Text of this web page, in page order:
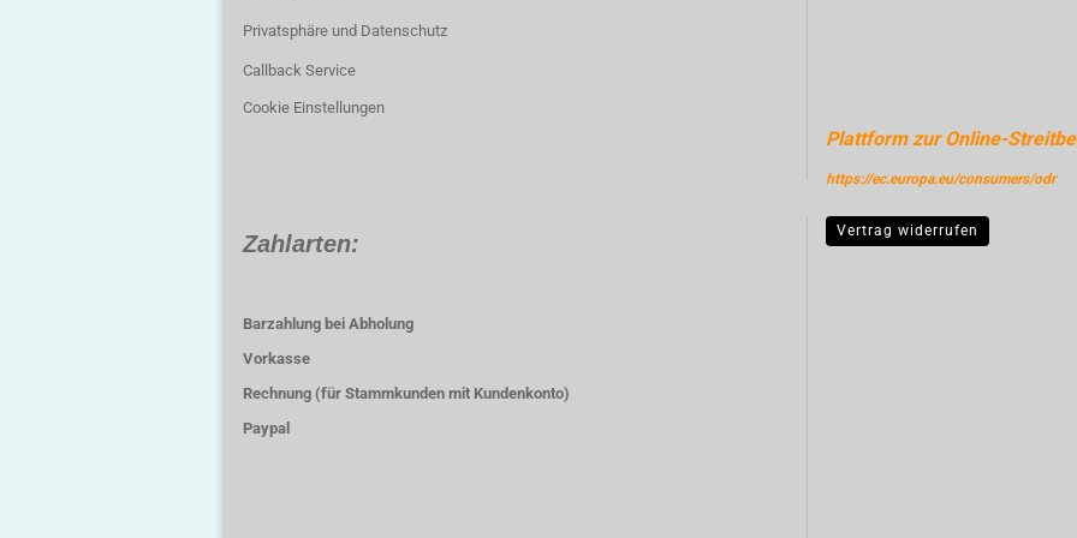
Privatsphäre und Datenschutz
Callback Service
Cookie Einstellungen
Plattform zur Online-
https://ec.europa.eu/consumers/odr
Zahlarten:
Barzahlung bei Abholung
Vorkasse
Rechnung (für Stammkunden mit Kundenkonto)
Paypal
Vertrag widerrufen